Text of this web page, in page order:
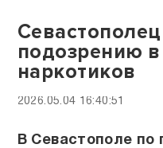
подозрению
наркотиков
2026.05.04 16:40:51
В Севастополе по